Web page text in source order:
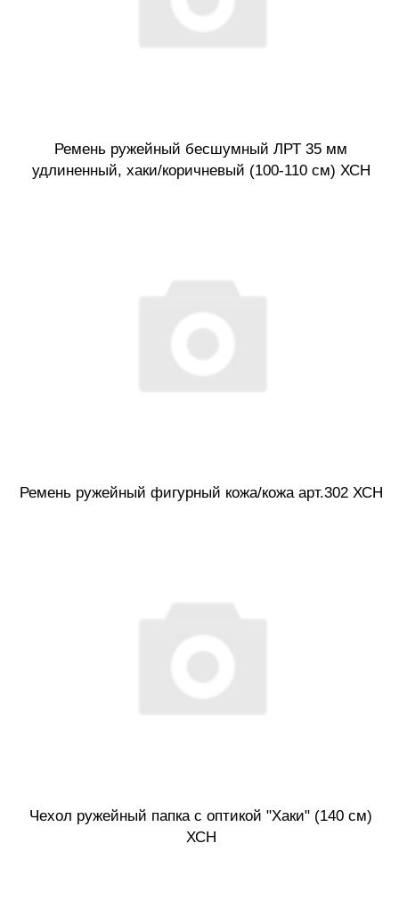
Ремень ружейный бесшумный ЛРТ 35 мм
удлиненный, хаки/коричневый (100-110 см) ХСН
Ремень ружейный фигурный кожа/кожа арт.302 ХСН
Чехол ружейный папка с оптикой "Хаки" (140 см)
ХСН